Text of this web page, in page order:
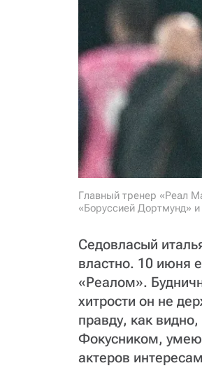
Главный тренер «Реал
«Боруссией Дортмунд»
Седовласый
властно. 10 июня
«Реалом».
хитрости он не
правду, как
Фокусником,
актеров